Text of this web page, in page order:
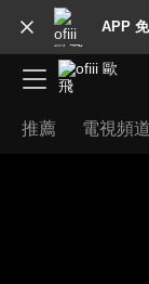
APP
推薦 電視頻道